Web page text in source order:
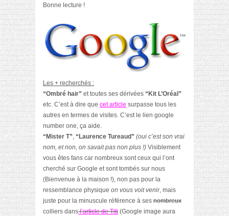
Bonne lecture !
Les + recherchés :
“Ombré hair” et toutes ses dérivées “Kit L’Oréal”
etc. C’est à dire que cet article surpasse tous les
autres en termes de visites. C’est le lien google
number one, ça aide.
“Mister T”, “Laurence Tureaud” (oui c’est son vrai
nom, et non, on savait pas non plus !) Visiblement
vous êtes fans car nombreux sont ceux qui l’ont
cherché sur Google et sont tombés sur nous
(Bienvenue à la maison !), non pas pour la
ressemblance physique on vous voit venir, mais
juste pour la minuscule référence à ses nombreux
colliers dansl’article de Titi (Google image aura